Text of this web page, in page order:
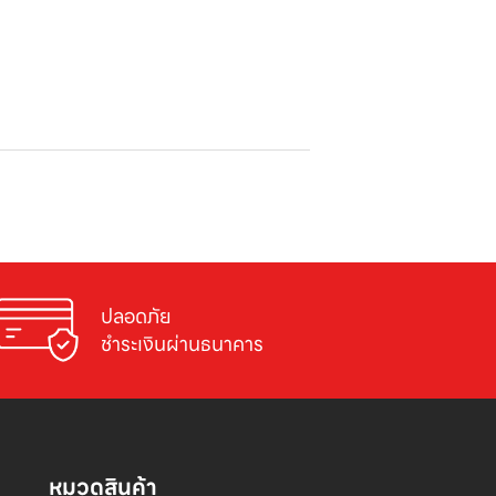
ปลอดภัย
ชำระเงินผ่านธนาคาร
หมวดสินค้า